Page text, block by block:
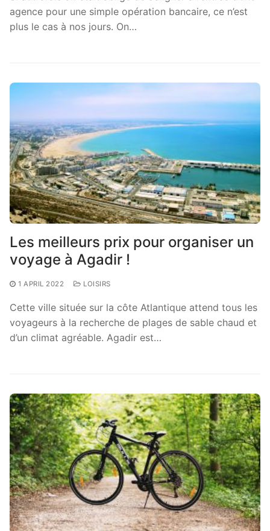
agence pour une simple opération bancaire, ce n’est
plus le cas à nos jours. On…
Les meilleurs prix pour organiser un
voyage à Agadir !
1 APRIL 2022 LOISIRS
Cette ville située sur la côte Atlantique attend tous les
voyageurs à la recherche de plages de sable chaud et
d’un climat agréable. Agadir est…